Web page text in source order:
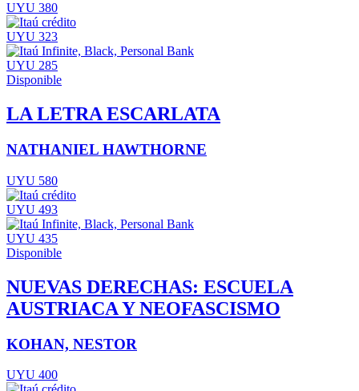
UYU 380
UYU 323
UYU 285
Disponible
LA LETRA ESCARLATA
NATHANIEL HAWTHORNE
UYU 580
UYU 493
UYU 435
Disponible
NUEVAS DERECHAS: ESCUELA
AUSTRIACA Y NEOFASCISMO
KOHAN, NESTOR
UYU 400